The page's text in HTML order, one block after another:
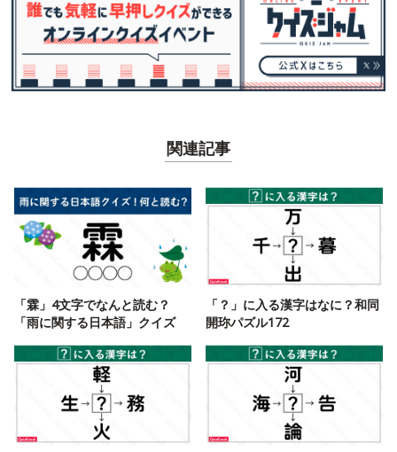
関連記事
「霖」4文字でなんと読む？
「雨に関する日本語」クイズ
「？」に入る漢字はなに？和同
開珎パズル172